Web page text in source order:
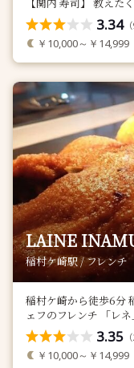
3.34（
￥10,000～￥14,999
LAINE
稲村ケ崎駅 / フレンチ
稲村ケ崎から徒歩6分
ェフのフレンチ 「レネ
3.35 （
￥10,000～￥14,999